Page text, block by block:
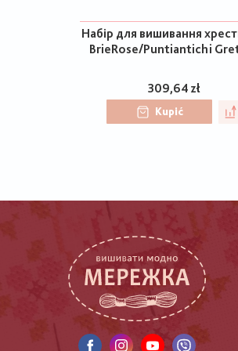
Набір для вишивання
BrieRose/Puntiantichi
309,64 zł
Kupić